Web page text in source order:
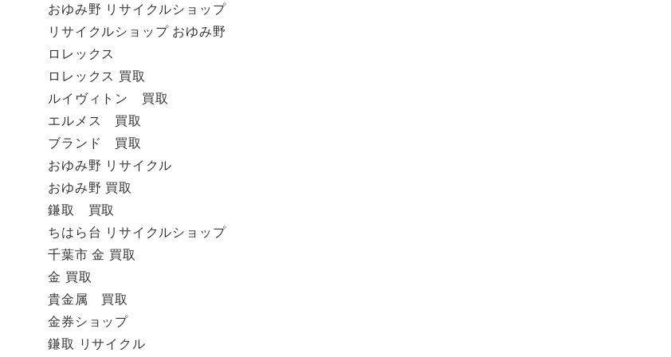
おゆみ野 リサイクルショップ
リサイクルショップ おゆみ野
ロレックス
ロレックス 買取
ルイヴィトン 買取
エルメス 買取
ブランド 買取
おゆみ野 リサイクル
おゆみ野 買取
鎌取 買取
ちはら台 リサイクルショップ
千葉市 金 買取
金 買取
貴金属 買取
金券ショップ
鎌取 リサイクル